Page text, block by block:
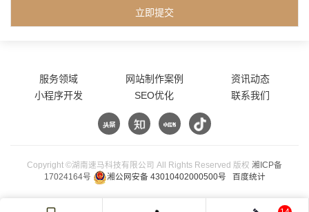
立即提交
服务领域 网站制作案例
资讯动态
小程序开发
SEO优化 联系我们
Copyright ©湖南速马科技有限公司 All Rights Reserved 版权 湘ICP备
17024164号
湘公网安备 43010402000500号 百度统计